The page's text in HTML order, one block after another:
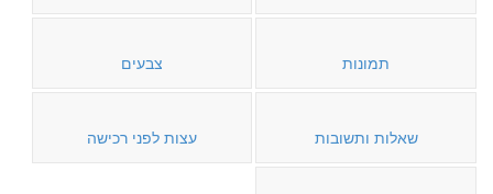
תמונות צבעים
שאלות ותשובות עצות לפני רכישה